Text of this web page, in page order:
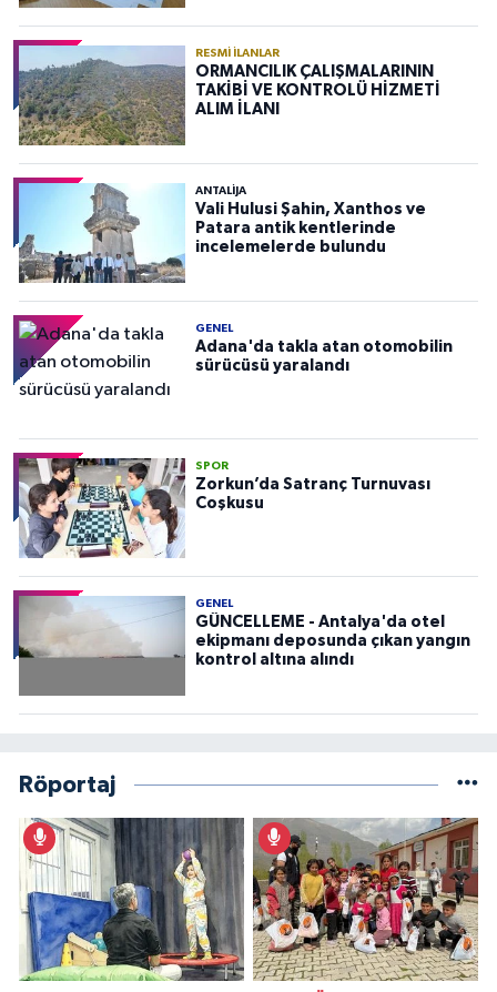
RESMI İLANLAR
ORMANCILIK ÇALIŞMALARININ
TAKİBİ VE KONTROLÜ HİZMETİ
ALIM İLANI
ANTALIJA
Vali Hulusi Şahin, Xanthos ve
Patara antik kentlerinde
incelemelerde bulundu
GENEL
Adana'da takla atan otomobilin
sürücüsü yaralandı
SPOR
Zorkun’da Satranç Turnuvası
Coşkusu
GENEL
GÜNCELLEME - Antalya'da otel
ekipmanı deposunda çıkan yangın
kontrol altına alındı
Röportaj